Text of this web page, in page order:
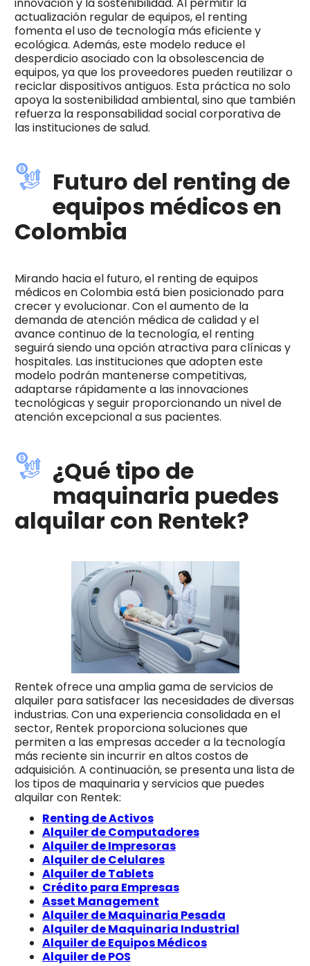
actualización regular de equipos, el renting
fomenta el uso de tecnología más eficiente y
ecológica. Además, este modelo reduce el
desperdicio asociado con la obsolescencia de
equipos, ya que los proveedores pueden reutilizar o
reciclar dispositivos antiguos. Esta práctica no solo
apoya la sostenibilidad ambiental, sino que también
refuerza la responsabilidad social corporativa de
las instituciones de salud.
Futuro del renting de
equipos médicos en
Colombia
Mirando hacia el futuro, el renting de equipos
médicos en Colombia está bien posicionado para
crecer y evolucionar. Con el aumento de la
demanda de atención médica de calidad y el
avance continuo de la tecnología, el renting
seguirá siendo una opción atractiva para clínicas y
hospitales. Las instituciones que adopten este
modelo podrán mantenerse competitivas,
adaptarse rápidamente a las innovaciones
tecnológicas y seguir proporcionando un nivel de
atención excepcional a sus pacientes.
¿Qué tipo de
maquinaria puedes
alquilar con Rentek?
Rentek ofrece una amplia gama de servicios de
alquiler para satisfacer las necesidades de diversas
industrias. Con una experiencia consolidada en el
sector, Rentek proporciona soluciones que
permiten a las empresas acceder a la tecnología
más reciente sin incurrir en altos costos de
adquisición. A continuación, se presenta una lista de
los tipos de maquinaria y servicios que puedes
alquilar con Rentek:
Renting de Activos
Alquiler de Computadores
Alquiler de Impresoras
Alquiler de Celulares
Alquiler de Tablets
Crédito para Empresas
Asset Management
Alquiler de Maquinaria Pesada
Alquiler de Maquinaria Industrial
Alquiler de Equipos Médicos
Alquiler de POS